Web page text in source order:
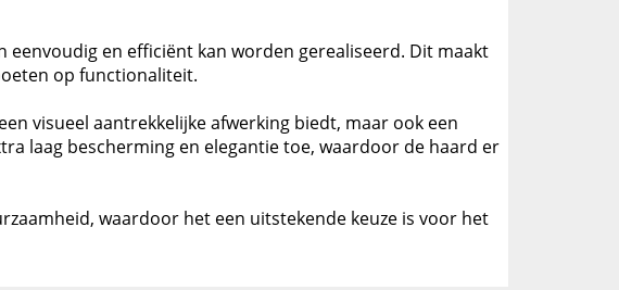
en efficiënt kan worden gerealiseerd. Dit maakt
op functionaliteit.
visueel aantrekkelijke afwerking biedt, maar ook een
laag bescherming en elegantie toe, waardoor de haard er
waardoor het een uitstekende keuze is voor het